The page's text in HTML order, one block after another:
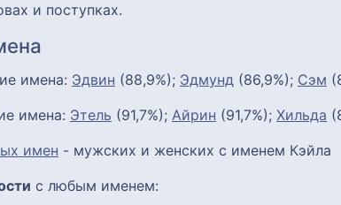
и поступках.
имена: Эдвин (88,9%); Эдмунд (86,9%); Сэм
имена: Этель (91,7%); Айрин (91,7%); Хильда
имен - мужских и женских с именем Кэйла
с любым именем: